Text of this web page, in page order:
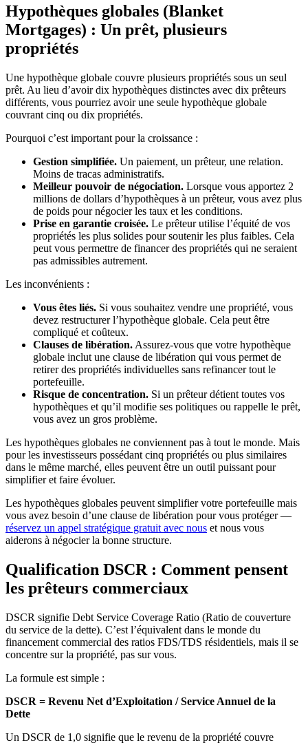
Hypothèques globales (Blanket
Mortgages) : Un prêt, plusieurs
propriétés
Une hypothèque globale couvre plusieurs propriétés sous un seul
prêt. Au lieu d’avoir dix hypothèques distinctes avec dix prêteurs
différents, vous pourriez avoir une seule hypothèque globale
couvrant cinq ou dix propriétés.
Pourquoi c’est important pour la croissance :
Gestion simplifiée. Un paiement, un prêteur, une relation.
Moins de tracas administratifs.
Meilleur pouvoir de négociation. Lorsque vous apportez 2
millions de dollars d’hypothèques à un prêteur, vous avez plus
de poids pour négocier les taux et les conditions.
Prise en garantie croisée. Le prêteur utilise l’équité de vos
propriétés les plus solides pour soutenir les plus faibles. Cela
peut vous permettre de financer des propriétés qui ne seraient
pas admissibles autrement.
Les inconvénients :
Vous êtes liés. Si vous souhaitez vendre une propriété, vous
devez restructurer l’hypothèque globale. Cela peut être
compliqué et coûteux.
Clauses de libération. Assurez-vous que votre hypothèque
globale inclut une clause de libération qui vous permet de
retirer des propriétés individuelles sans refinancer tout le
portefeuille.
Risque de concentration. Si un prêteur détient toutes vos
hypothèques et qu’il modifie ses politiques ou rappelle le prêt,
vous avez un gros problème.
Les hypothèques globales ne conviennent pas à tout le monde. Mais
pour les investisseurs possédant cinq propriétés ou plus similaires
dans le même marché, elles peuvent être un outil puissant pour
simplifier et faire évoluer.
Les hypothèques globales peuvent simplifier votre portefeuille mais
vous avez besoin d’une clause de libération pour vous protéger —
réservez un appel stratégique gratuit avec nous et nous vous
aiderons à négocier la bonne structure.
Qualification DSCR : Comment pensent
les prêteurs commerciaux
DSCR signifie Debt Service Coverage Ratio (Ratio de couverture
du service de la dette). C’est l’équivalent dans le monde du
financement commercial des ratios FDS/TDS résidentiels, mais il se
concentre sur la propriété, pas sur vous.
La formule est simple :
DSCR = Revenu Net d’Exploitation / Service Annuel de la
Dette
Un DSCR de 1,0 signifie que le revenu de la propriété couvre